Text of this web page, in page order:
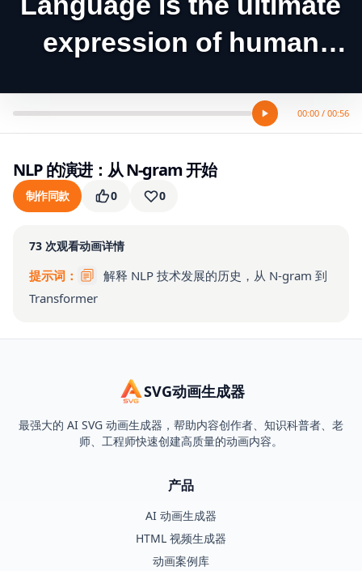
expression of human
00:00 / 00:56
NLP 的演进：从 N-gram 开始
制作同款 0 0
73 次观看动画详情
提示词：
解释 NLP 技术发展的历史，从 N-gram 到
Transformer
SVG动画生成器
最强大的 AI SVG 动画生成器，帮助内容创作者、知识科普者、老
师、工程师快速创建高质量的动画内容。
产品
AI 动画生成器
HTML 视频生成器
动画案例库